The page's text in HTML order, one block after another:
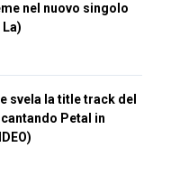
nel nuovo singolo
svela la title track del
Petal in